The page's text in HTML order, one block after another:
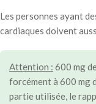
Les personnes ayant
cardiaques doivent
Attention : 600 mg
forcément à 600 mg
partie utilisée, le